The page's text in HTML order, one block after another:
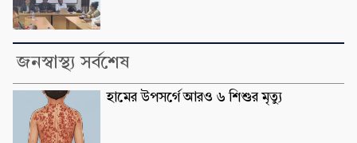
জনস্বাস্থ্য সর্বশেষ
হামের উপসর্গে আরও ৬ শিশুর মৃত্যু